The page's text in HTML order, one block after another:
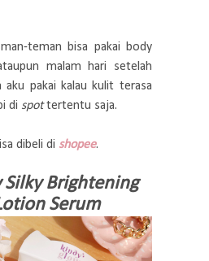
teman bisa pakai body
malam hari setelah
aku pakai kalau kulit terasa
di spottertentu saja.
dibeli di shopee.
Silky Brightening
Serum